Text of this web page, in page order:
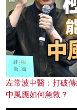
左常波中醫：打破
中風應如何急救？